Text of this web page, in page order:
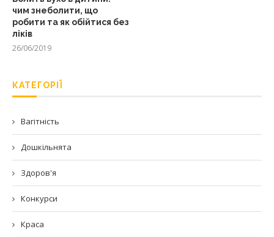
чим знеболити, що
робити та як обійтися без
ліків
26/06/2019
КАТЕГОРІЇ
Вагітність
Дошкільнята
Здоров'я
Конкурси
Краса